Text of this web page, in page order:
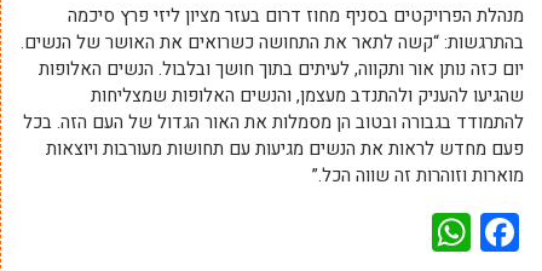
מנהלת הפרויקטים בסניף מחוז דרום בעזר מציון ליזי פרץ סיכמה
בהתרגשות: “קשה לתאר את התחושה כשרואים את האושר של הנשים.
יום כזה נותן אור ותקווה, לעיתים בתוך חושך ובלבול. הנשים האלופות
שהגיעו להעניק ולהתנדב מעצמן, והנשים האלופות שמצליחות
להתמודד בגבורה ובטוב הן מסמלות את האור הגדול של העם הזה. בכל
פעם מחדש לראות את הנשים מגיעות עם תחושות מעורבות ויוצאות
מוארות וזוהרות זה שווה הכל.”
Facebook